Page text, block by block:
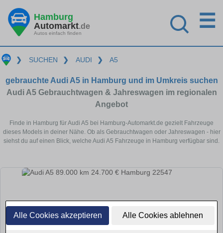
Alle Cookies akzeptieren Alle Cookies ablehnen
Hamburg
Automarkt.de
Autos einfach finden
☰
❯ SUCHEN ❯ AUDI ❯ A5
gebrauchte Audi A5 in Hamburg und im Umkreis suchen
Audi A5 Gebrauchtwagen & Jahreswagen im regionalen
Angebot
Finde in Hamburg für Audi A5 bei Hamburg-Automarkt.de gezielt Fahrzeuge
dieses Models in deiner Nähe. Ob als Gebrauchtwagen oder Jahreswagen - hier
siehst du auf einen Blick, welche Audi A5 Fahrzeuge in Hamburg verfügbar sind.